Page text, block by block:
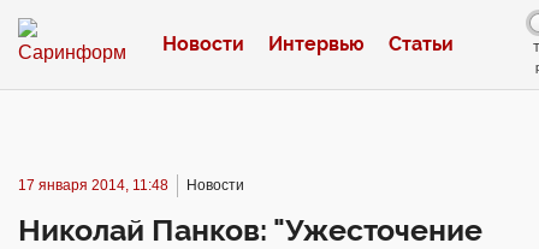
Новости Интервью Статьи
17 января 2014, 11:48 Новости
Николай Панков: "Ужесточение